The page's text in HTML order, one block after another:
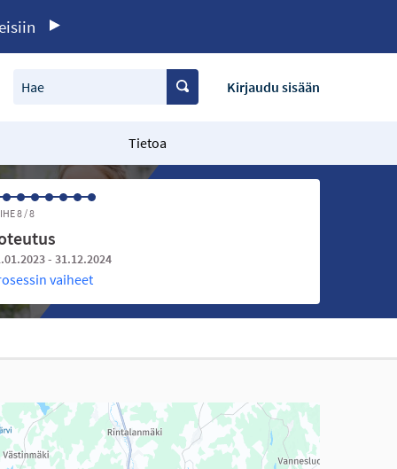
Hae Kirjaudu sisään
Tietoa
8 / 8
- 31.12.2024
vaiheet
mutta se voi olla vaikeaselkoinen.